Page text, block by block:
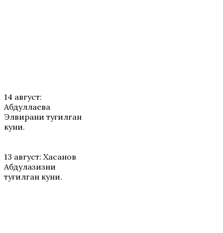
14 август:
Абдуллаева
Элвирани туғилган
куни.
13 август: Хасанов
Абдулазизни
туғилган куни.